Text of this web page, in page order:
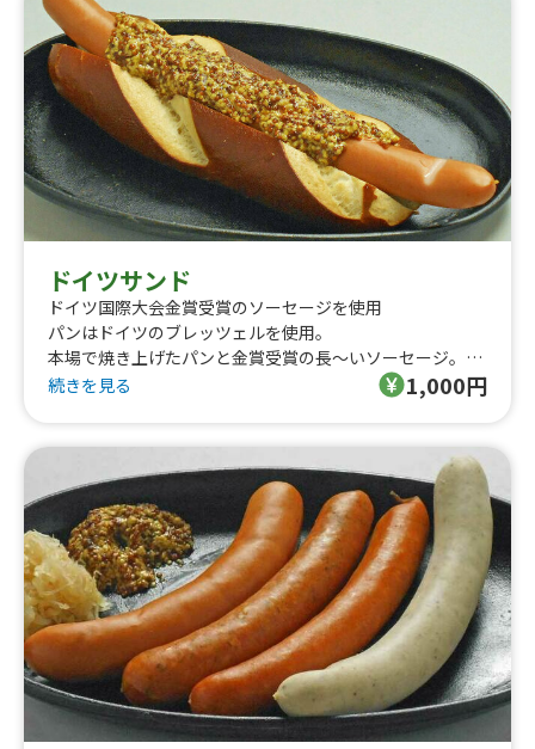
ドイツサンド
ドイツ国際大会金賞受賞のソーセージを使用
パンはドイツのブレッツェルを使用。
本場で焼き上げたパンと金賞受賞の長～いソーセージ。
ソーセージは全て自社で手作りしています。
続きを見る 1,000円